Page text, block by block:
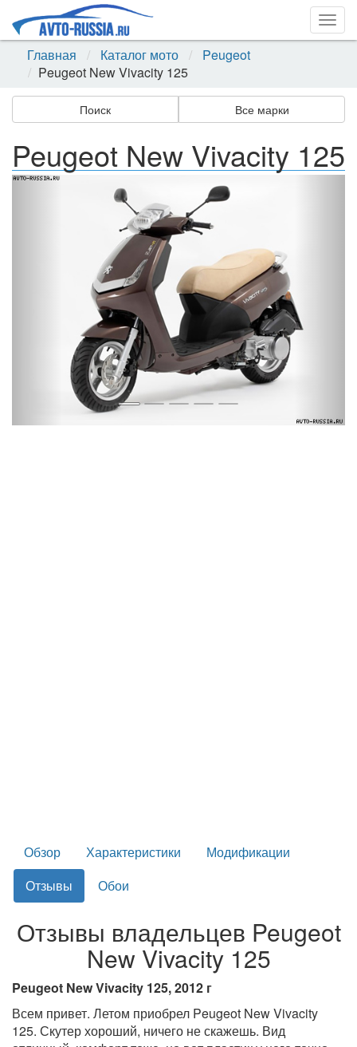
Главная
Каталог мото
Peugeot
Peugeot New Vivacity 125
Поиск Все марки
Peugeot New Vivacity 125
Назад
Обзор Характеристики
Модификации
Отзывы
Обои
Отзывы владельцев Peugeot
New Vivacity 125
Peugeot New Vivacity 125, 2012 г
Всем привет. Летом приобрел Peugeot New Vivacity
125. Скутер хороший, ничего не скажешь. Вид